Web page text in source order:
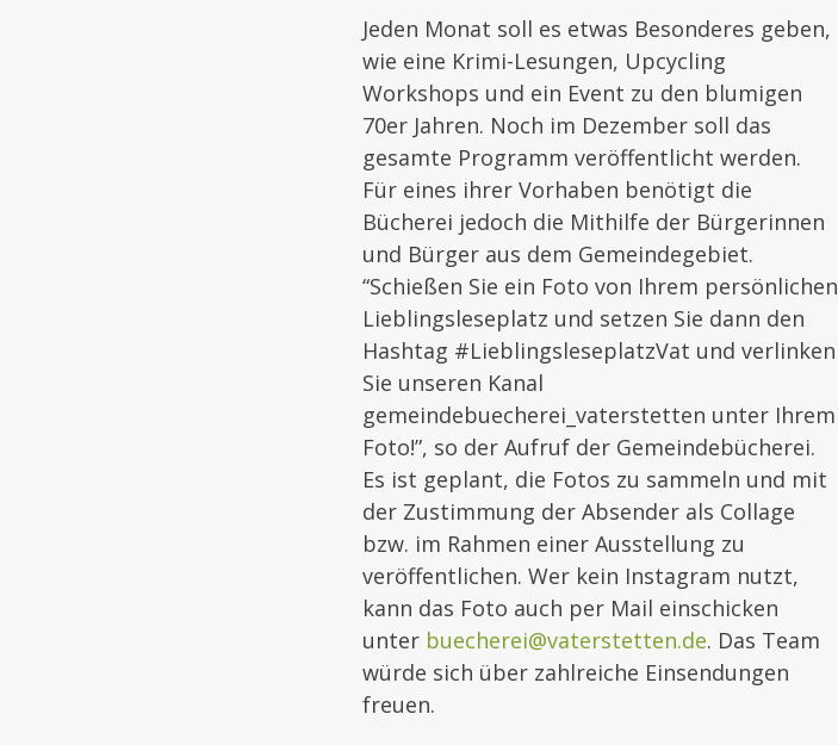
Jeden Monat soll es etwas Besonderes geben,
wie eine Krimi-Lesungen, Upcycling
Workshops und ein Event zu den blumigen
70er Jahren. Noch im Dezember soll das
gesamte Programm veröffentlicht werden.
Für eines ihrer Vorhaben benötigt die
Bücherei jedoch die Mithilfe der Bürgerinnen
und Bürger aus dem Gemeindegebiet.
“Schießen Sie ein Foto von Ihrem persönlichen
Lieblingsleseplatz und setzen Sie dann den
Hashtag #LieblingsleseplatzVat und verlinken
Sie unseren Kanal
gemeindebuecherei_vaterstetten unter Ihrem
Foto!”, so der Aufruf der Gemeindebücherei.
Es ist geplant, die Fotos zu sammeln und mit
der Zustimmung der Absender als Collage
bzw. im Rahmen einer Ausstellung zu
veröffentlichen. Wer kein Instagram nutzt,
kann das Foto auch per Mail einschicken
unter buecherei@vaterstetten.de. Das Team
würde sich über zahlreiche Einsendungen
freuen.